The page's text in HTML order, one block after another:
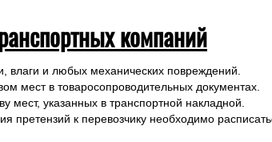
компаний
влаги и любых механических повреждений.
мест в товаросопроводительных документах.
мест, указанных в транспортной накладной.
претензий к перевозчику необходимо